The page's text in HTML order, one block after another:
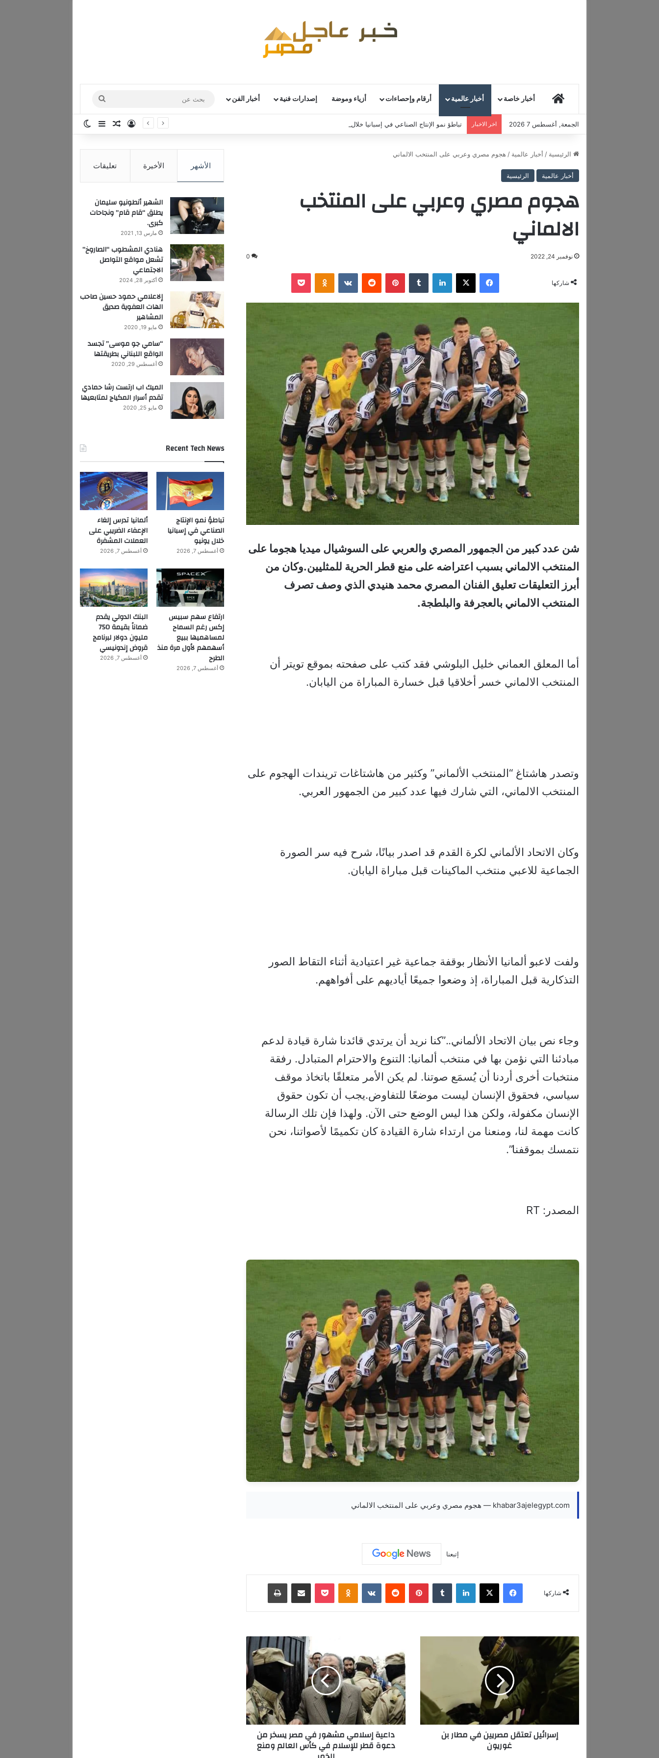
أخبار خاصة أخبار عالمية أرقام وإحصاءات أزياء وموضة إصدارات فنية أخبار الفن
عن
الجمعة, أغسطس 7 2026 اخر الاخبار تباطؤ نمو الإنتاج الصناعي في إسبانيا خلال يونيو تسجيل الدخول
مقال عشوائي
إضافة عمود جانبي
الرئيسية / أخبار عالمية / هجوم مصري وعربي على المنتخب الالماني
أخبار عالمية الرئيسية
هجوم مصري وعربي على المنتخب
الالماني
نوفمبر 24, 2022 0
شاركها
فيسبوك ‫X لينكدإن ‏Tumblr بينتيريست ‏Reddit
‏VKontakte
Odnoklassniki
‫Pocket
شن عدد كبير من الجمهور المصري والعربي على السوشيال ميديا هجوما على
المنتخب الالماني بسبب اعتراضه على منع قطر الحرية للمثليين.وكان من
أبرز التعليقات تعليق الفنان المصري محمد هنيدي الذي وصف تصرف
المنتخب الالماني بالعجرفة والبلطجة.
أما المعلق العماني خليل البلوشي فقد كتب على صفحته بموقع تويتر أن
المنتخب الالماني خسر أخلاقيا قبل خسارة المباراة من اليابان.
وتصدر هاشتاغ “المنتخب الألماني” وكثير من هاشتاغات تريندات الهجوم على
المنتخب الالماني، التي شارك فيها عدد كبير من الجمهور العربي.
وكان الاتحاد الألماني لكرة القدم قد اصدر بيانًا، شرح فيه سر الصورة
الجماعية للاعبي منتخب الماكينات قبل مباراة اليابان.
ولفت لاعبو ألمانيا الأنظار بوقفة جماعية غير اعتيادية أثناء التقاط الصور
التذكارية قبل المباراة، إذ وضعوا جميعًا أياديهم على أفواههم.
وجاء نص بيان الاتحاد الألماني..”كنا نريد أن يرتدي قائدنا شارة قيادة لدعم
مبادئنا التي نؤمن بها في منتخب ألمانيا: التنوع والاحترام المتبادل. رفقة
منتخبات أخرى أردنا أن يُسمَع صوتنا. لم يكن الأمر متعلقًا باتخاذ موقف
سياسي، فحقوق الإنسان ليست موضعًا للتفاوض.يجب أن تكون حقوق
الإنسان مكفولة، ولكن هذا ليس الوضع حتى الآن. ولهذا فإن تلك الرسالة
كانت مهمة لنا، ومنعنا من ارتداء شارة القيادة كان تكميمًا لأصواتنا، نحن
نتمسك بموقفنا”.
المصدر: RT
khabar3ajelegypt.com — هجوم مصري وعربي على المنتخب الالماني
إتبعنا
شاركها
فيسبوك ‫X لينكدإن ‏Tumblr بينتيريست ‏Reddit
‏VKontakte
Odnoklassniki
‫Pocket مشاركة عبر البريد طباعة
س
ر
ا
ئ
ع
إسرائيل تعتقل مصريين في مطار بن
غوريون
ا
ع
ي
ة
إ
س
ل
ا
داعية إسلامي مشهور في مصر يسخر من
دعوة قطر للإسلام في كأس العالم ومنع
الأشهر الأخيرة تعليقات
الشهير أنطونيو سليمان
يطلق “قام قام” ونجاحات
كبرى.
مارس 13, 2021
هنادي المشطوب “الصاروخ”
تشعل مواقع التواصل
الاجتماعي
أكتوبر 28, 2024
إلاعلامي حمود حسين صاحب
الهات العفوية صديق
المشاهير
مايو 19, 2020
“سامي جو موسى” تجسد
الواقع اللبناني بطريقتها
أغسطس 29, 2020
الميك اب ارتست رشا حمادي
تقدم أسرار المكياج لمتابعيها
مايو 25, 2020
Recent Tech News
تباطؤ نمو الإنتاج
الصناعي في إسبانيا
خلال يونيو
أغسطس 7, 2026
ألمانيا تدرس إلغاء
الإعفاء الضريبي على
العملات المشفرة
أغسطس 7, 2026
ارتفاع سهم سبيس
إكس رغم السماح
لمساهميها ببيع
أسهمهم لأول مرة منذ
الطرح
أغسطس 7, 2026
البنك الدولي يقدم
ضماناً بقيمة 750
مليون دولار لبرنامج
قروض إندونيسي
أغسطس 7, 2026